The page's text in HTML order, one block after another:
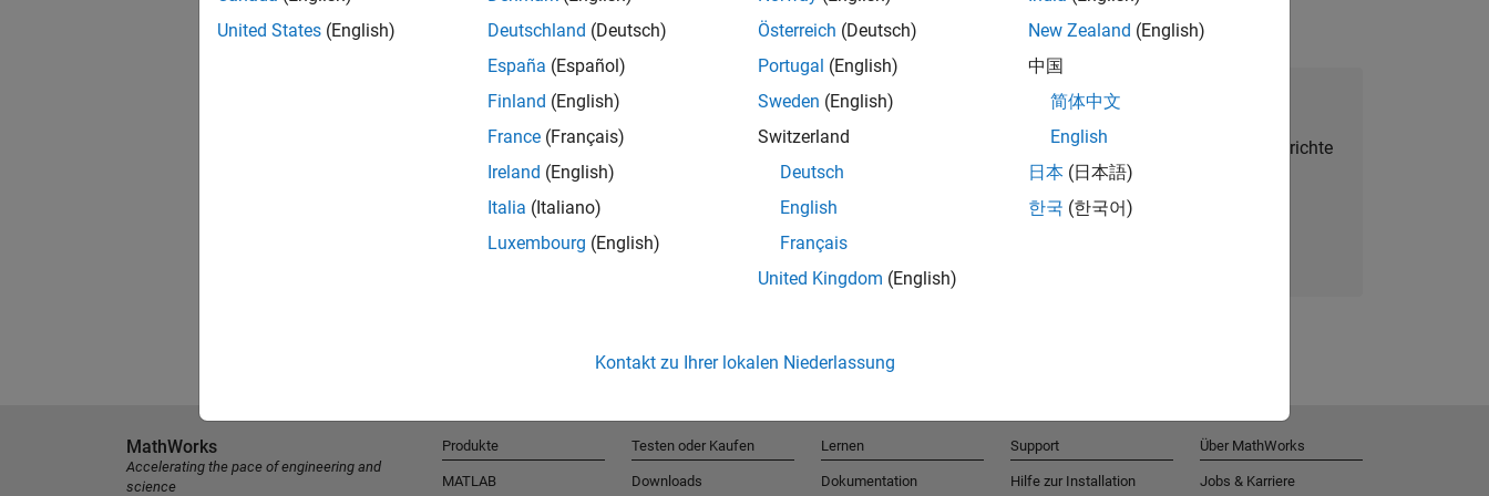
Talent Network beitreten
Erhalten Sie personalisierte Stellenangebote, Berichte
und Unternehmensneuigkeiten.
United States (English)
Deutschland (Deutsch)
España (Español)
Finland (English)
France (Français)
Ireland (English)
Italia (Italiano)
Luxembourg (English)
Österreich (Deutsch)
Portugal (English)
Sweden (English)
Switzerland
Deutsch
English
Français
United Kingdom (English)
New Zealand (English)
中国
简体中文
English
日本 (日本語)
한국 (한국어)
Kontakt zu Ihrer lokalen Niederlassung
MathWorks
Accelerating the pace of engineering and
science
Produkte
MATLAB
Testen oder Kaufen
Downloads
Lernen
Dokumentation
Support
Hilfe zur Installation
Über MathWorks
Jobs & Karriere